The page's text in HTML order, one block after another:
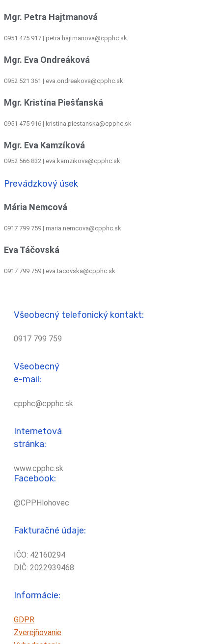
Mgr. Petra Hajtmanová
0951 475 917 | petra.hajtmanova@cpphc.sk
Mgr. Eva Ondreáková
0952 521 361 | eva.ondreakova@cpphc.sk
Mgr. Kristína Piešťanská
0951 475 916 | kristina.piestanska@cpphc.sk
Mgr. Eva Kamzíková
0952 566 832 | eva.kamzikova@cpphc.sk
Prevádzkový úsek
Mária Nemcová
0917 799 759 | maria.nemcova@cpphc.sk
Eva Táčovská
0917 799 759 | eva.tacovska@cpphc.sk
Všeobecný telefonický kontakt:
0917 799 759
Všeobecný
e-mail:
cpphc@cpphc.sk
Internetová
stránka:
www.cpphc.sk
Facebook:
@CPPHlohovec
Fakturačné údaje:
IČO: 42160294
DIČ: 2022939468
Informácie:
GDPR
Zverejňovanie